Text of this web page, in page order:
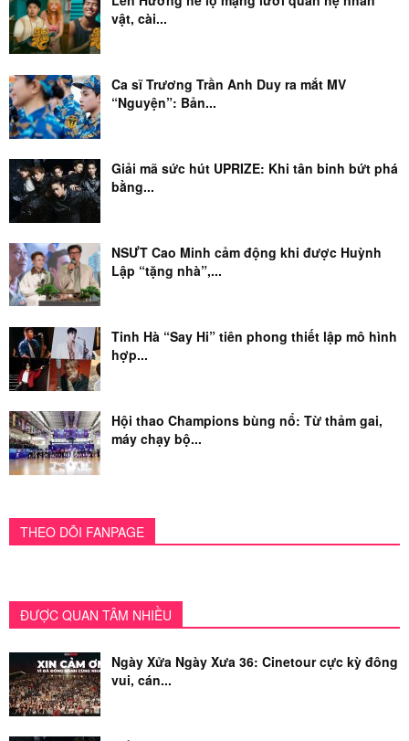
vật, cài...
Ca sĩ Trương Trần Anh Duy ra mắt MV
“Nguyện”: Bản...
Giải mã sức hút UPRIZE: Khi tân binh bứt phá
bằng...
NSƯT Cao Minh cảm động khi được Huỳnh
Lập “tặng nhà”,...
Tinh Hà “Say Hi” tiên phong thiết lập mô hình
hợp...
Hội thao Champions bùng nổ: Từ thảm gai,
máy chạy bộ...
THEO DÕI FANPAGE
ĐƯỢC QUAN TÂM NHIỀU
Ngày Xửa Ngày Xưa 36: Cinetour cực kỳ đông
vui, cán...